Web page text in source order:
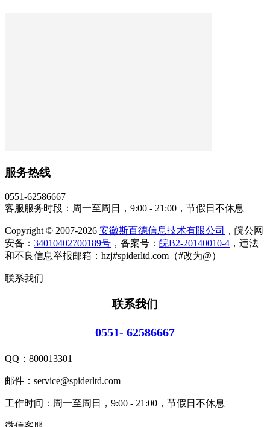
服务热线
0551-62586667
客服服务时段：周一至周日，9:00 - 21:00，节假日不休息
Copyright © 2007-2026 安徽斯百德信息技术有限公司
，皖公网
安备： 34010402700189号 ，备案号： 皖B2-20140010-4 ，违法
和不良信息举报邮箱：hzj#spiderltd.com（#改为@）
联系我们
联系我们
0551- 62586667
QQ： 800013301
邮件：service@spiderltd.com
工作时间：周一至周日，9:00 - 21:00，节假日不休息